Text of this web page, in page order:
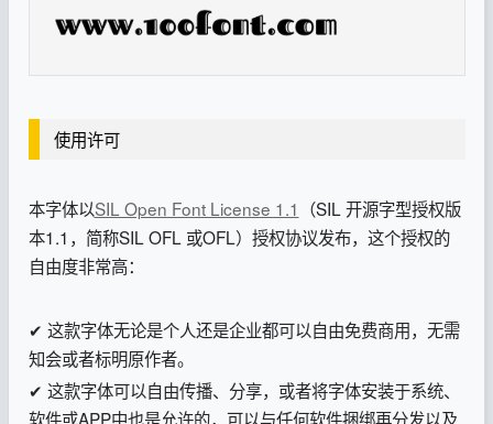
使用许可
本字体以SIL Open Font License 1.1 （SIL 开源字型授权版
本1.1，简称SIL OFL 或OFL）授权协议发布，这个授权的
自由度非常高：
✔ 这款字体无论是个人还是企业都可以自由免费商用，无需
知会或者标明原作者。
✔ 这款字体可以自由传播、分享，或者将字体安装于系统、
软件或APP中也是允许的，可以与任何软件捆绑再分发以及